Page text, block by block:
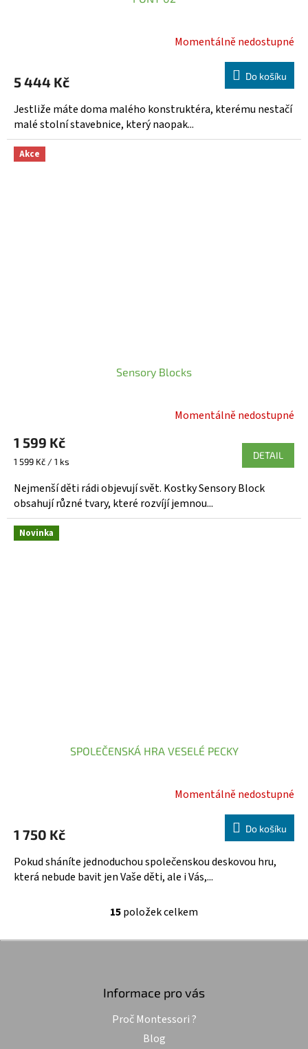
R
M
A
produktu
je
5,0
z
5
hvězdiček.
Momentálně nedostupné
5 444 Kč Do košíku
Jestliže máte doma malého konstruktéra, kterému nestačí
malé stolní stavebnice, který naopak...
Akce
Sensory Blocks
produktu
je
z
5
hvězdiček.
Momentálně nedostupné
1 599 Kč
Měrná
1 599 Kč / 1 ks
DETAIL
Nejmenší děti rádi objevují svět. Kostky Sensory Block
obsahují různé tvary, které rozvíjí jemnou...
Novinka
SPOLEČENSKÁ HRA VESELÉ PECKY
Momentálně nedostupné
1 750 Kč Do košíku
Pokud sháníte jednoduchou společenskou deskovou hru,
která nebude bavit jen Vaše děti, ale i Vás,...
O
l
c
p
r
15položek celkem
Z
Informace pro vás
Proč Montessori ?
Blog